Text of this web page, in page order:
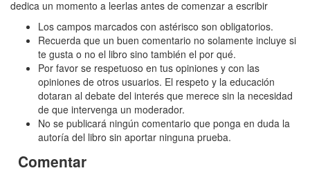
del
mundo
dedica un momento a leerlas antes de comenzar a escribir
Los campos marcados con astérisco son obligatorios.
Recuerda que un buen comentario no solamente incluye si
te gusta o no el libro sino también el por qué.
Por favor se respetuoso en tus opiniones y con las
opiniones de otros usuarios. El respeto y la educación
dotaran al debate del interés que merece sin la necesidad
de que intervenga un moderador.
No se publicará ningún comentario que ponga en duda la
autoría del libro sin aportar ninguna prueba.
Comentar